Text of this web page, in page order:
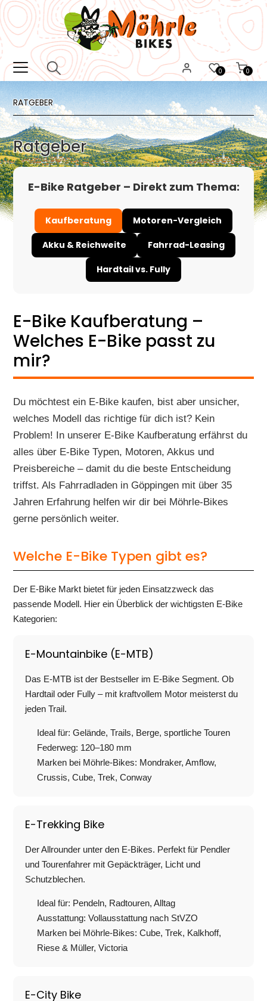
0
0
RATGEBER
Ratgeber
E-Bike Ratgeber – Direkt zum Thema:
Kaufberatung Motoren-Vergleich
Akku & Reichweite Fahrrad-Leasing
Hardtail vs. Fully
E-Bike Kaufberatung –
Welches E-Bike passt zu
mir?
Du möchtest ein E-Bike kaufen, bist aber unsicher,
welches Modell das richtige für dich ist? Kein
Problem! In unserer E-Bike Kaufberatung erfährst du
alles über E-Bike Typen, Motoren, Akkus und
Preisbereiche – damit du die beste Entscheidung
triffst. Als Fahrradladen in Göppingen mit über 35
Jahren Erfahrung helfen wir dir bei Möhrle-Bikes
gerne persönlich weiter.
Welche E-Bike Typen gibt es?
Der E-Bike Markt bietet für jeden Einsatzzweck das
passende Modell. Hier ein Überblick der wichtigsten E-Bike
Kategorien:
E-Mountainbike (E-MTB)
Das E-MTB ist der Bestseller im E-Bike Segment. Ob
Hardtail oder Fully – mit kraftvollem Motor meisterst du
jeden Trail.
Ideal für: Gelände, Trails, Berge, sportliche Touren
Federweg: 120–180 mm
Marken bei Möhrle-Bikes: Mondraker, Amflow,
Crussis, Cube, Trek, Conway
E-Trekking Bike
Der Allrounder unter den E-Bikes. Perfekt für Pendler
und Tourenfahrer mit Gepäckträger, Licht und
Schutzblechen.
Ideal für: Pendeln, Radtouren, Alltag
Ausstattung: Vollausstattung nach StVZO
Marken bei Möhrle-Bikes: Cube, Trek, Kalkhoff,
Riese & Müller, Victoria
E-City Bike